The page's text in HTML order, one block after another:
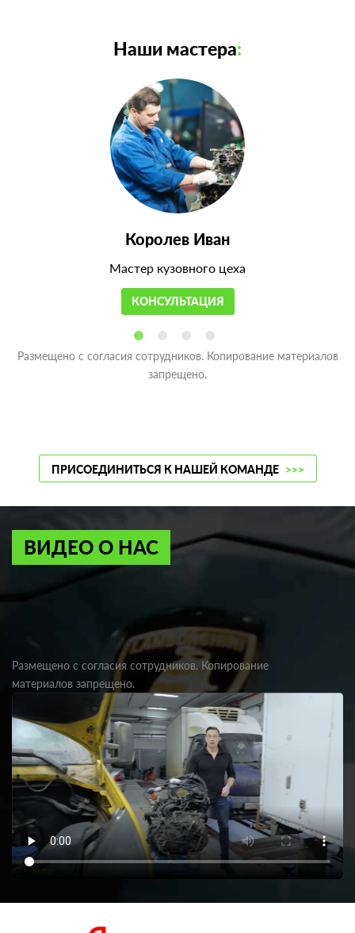
Наши мастера:
Королев Иван
Мастер кузовного цеха
КОНСУЛЬТАЦИЯ
Размещено с согласия сотрудников. Копирование материалов
запрещено.
ПРИСОЕДИНИТЬСЯ К НАШЕЙ КОМАНДЕ >>>
ВИДЕО О НАС
Размещено с согласия сотрудников. Копирование
материалов запрещено.